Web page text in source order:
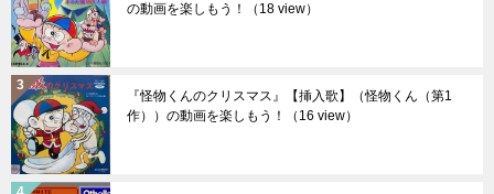
の動画を楽しもう！
（18 view）
『怪物くんのクリスマス』【挿入歌】（怪物くん（第1
作））の動画を楽しもう！
（16 view）